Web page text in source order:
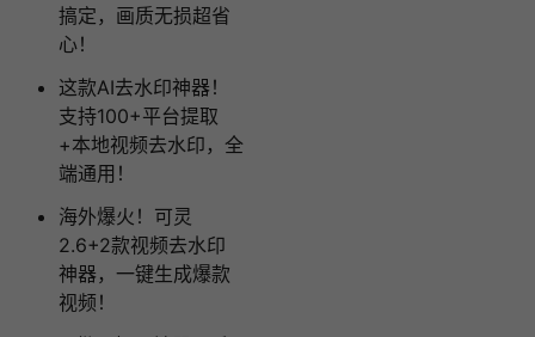
搞定，画质无损超省
心！
这款AI去水印神器！
支持100+平台提取
+本地视频去水印，全
端通用！
海外爆火！可灵
2.6+2款视频去水印
神器，一键生成爆款
视频！